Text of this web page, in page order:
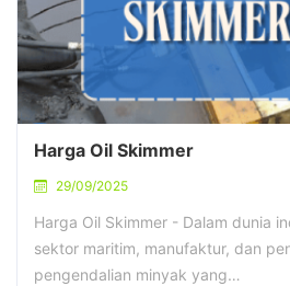
Harga Oil Skimmer
29/09/2025
Harga Oil Skimmer - Dalam dunia
sektor maritim, manufaktur, dan
pengendalian minyak yang…